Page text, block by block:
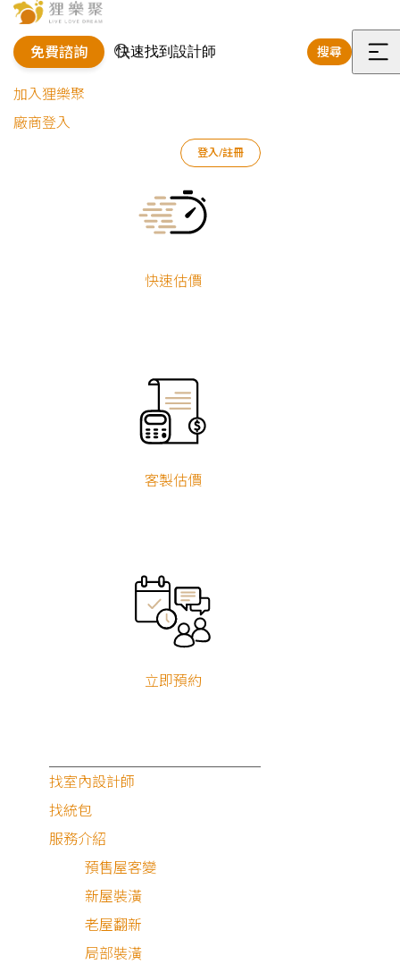
免費諮詢 搜尋
選
加入狸樂聚
廠商登入
登入/註冊
快速估價
客製估價
立即預約
找室內設計師
找統包
服務介紹
預售屋客變
新屋裝潢
老屋翻新
局部裝潢
全部作品
北歐風
侘寂風
預售屋
新成屋
中古屋
局部裝修
透天樓中樓
辦公室